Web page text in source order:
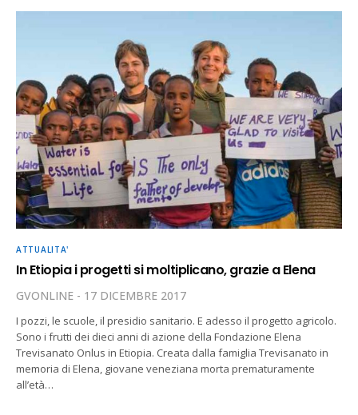
ATTUALITA'
In Etiopia i progetti si moltiplicano, grazie a Elena
GVONLINE 17 DICEMBRE 2017
I pozzi, le scuole, il presidio sanitario. E adesso il progetto agricolo.
Sono i frutti dei dieci anni di azione della Fondazione Elena
Trevisanato Onlus in Etiopia. Creata dalla famiglia Trevisanato in
memoria di Elena, giovane veneziana morta prematuramente
all’età…